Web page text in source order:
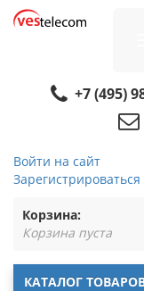
+7 (495)
Войти на сайт
Зарегистрироваться
Корзина:
Корзина пуста
КАТАЛОГ